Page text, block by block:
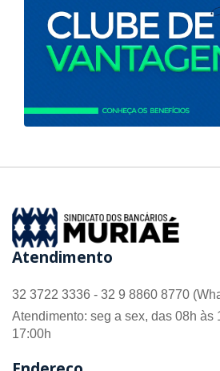
Atendimento
32 3722 3336 - 32 9 8860 8770
Atendimento: seg a sex, das 08h às
17:00h